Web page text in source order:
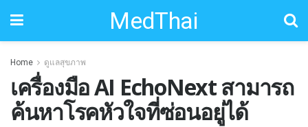
MedThai
Home ดูแลสุขภาพ
เครื่องมือ AI EchoNext สามารถ
ค้นหาโรคหัวใจที่ซ่อนอยู่ได้